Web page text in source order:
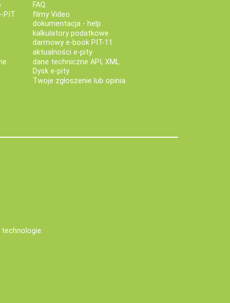
PIT
FAQ
filmy Video
dokumentacja - help
kalkulatory podatkowe
darmowy e-book PIT-11
aktualności e-pity
dane techniczne API, XML
Dysk e-pity
Twoje zgłoszenie lub opinia
technologie.